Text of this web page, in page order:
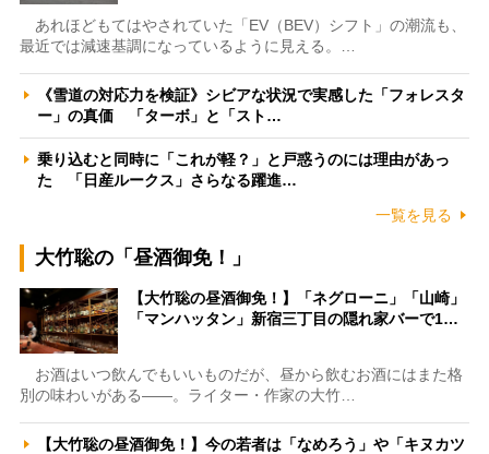
あれほどもてはやされていた「EV（BEV）シフト」の潮流も、
最近では減速基調になっているように見える。…
《雪道の対応力を検証》シビアな状況で実感した「フォレスタ
ー」の真価 「ターボ」と「スト…
乗り込むと同時に「これが軽？」と戸惑うのには理由があっ
た 「日産ルークス」さらなる躍進…
一覧を見る
大竹聡の「昼酒御免！」
【大竹聡の昼酒御免！】「ネグローニ」「山崎」
「マンハッタン」新宿三丁目の隠れ家バーで1…
お酒はいつ飲んでもいいものだが、昼から飲むお酒にはまた格
別の味わいがある――。ライター・作家の大竹…
【大竹聡の昼酒御免！】今の若者は「なめろう」や「キヌカツ